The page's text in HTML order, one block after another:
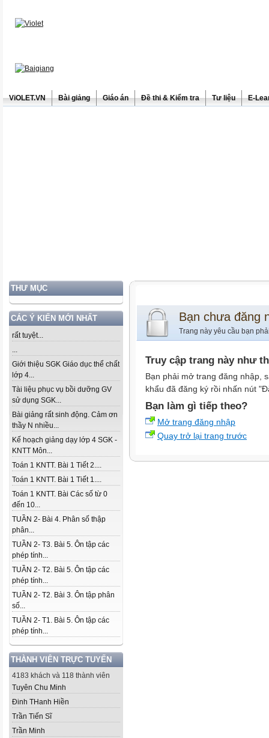
ViOLET.VN Bài giảng Giáo án Đề thi & Kiểm tra Tư liệu E-
THƯ MỤC
CÁC Ý KIẾN MỚI NHẤT
rất tuyệt...
...
Giới thiệu SGK Giáo dục thể chất
lớp 4...
Tài liệu phục vụ bồi dưỡng GV
sử dụng SGK...
Bài giảng rất sinh động. Cảm ơn
thầy N nhiều...
Kế hoạch giảng dạy lớp 4 SGK -
KNTT Môn...
Toán 1 KNTT. Bài 1 Tiết 2....
Toán 1 KNTT. Bài 1 Tiết 1....
Toán 1 KNTT. Bài Các số từ 0
đến 10...
TUẦN 2- Bài 4. Phân số thập
phân...
TUẦN 2- T3. Bài 5. Ôn tập các
phép tính...
TUẦN 2- T2. Bài 5. Ôn tập các
phép tính...
TUẦN 2- T2. Bài 3. Ôn tập phân
số...
TUẦN 2- T1. Bài 5. Ôn tập các
phép tính...
THÀNH VIÊN TRỰC TUYẾN
4183 khách và 118 thành viên
Tuyên Chu Minh
Đinh THanh Hiền
Trần Tiến Sĩ
Trần Minh
Bạn chưa đăng
Trang này yêu cầu bạn
Truy cập trang này như
Bạn phải mở trang đăng nhập,
khẩu đã đăng ký rồi nhấn nút
Bạn làm gì tiếp theo?
Mở trang đăng nhập
Quay trở lại trang trước